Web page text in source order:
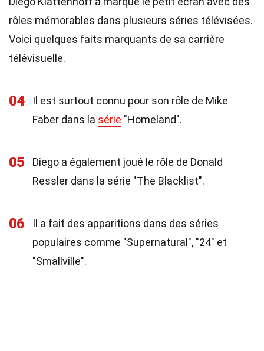
rôles mémorables dans plusieurs séries télévisées.
Voici quelques faits marquants de sa carrière
télévisuelle.
04
Il est surtout connu pour son rôle de Mike
Faber dans la série "Homeland".
05
Diego a également joué le rôle de Donald
Ressler dans la série "The Blacklist".
06
Il a fait des apparitions dans des séries
populaires comme "Supernatural", "24" et
"Smallville".